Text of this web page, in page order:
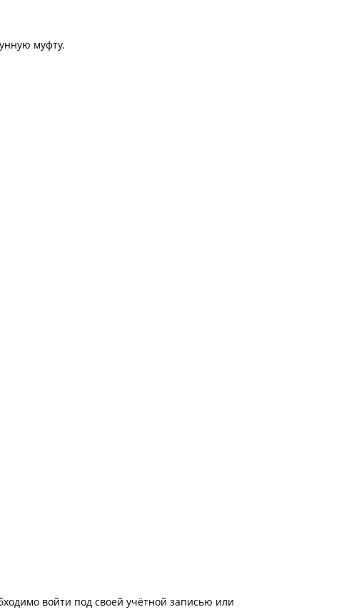
муфту.
войти под своей учётной записью или